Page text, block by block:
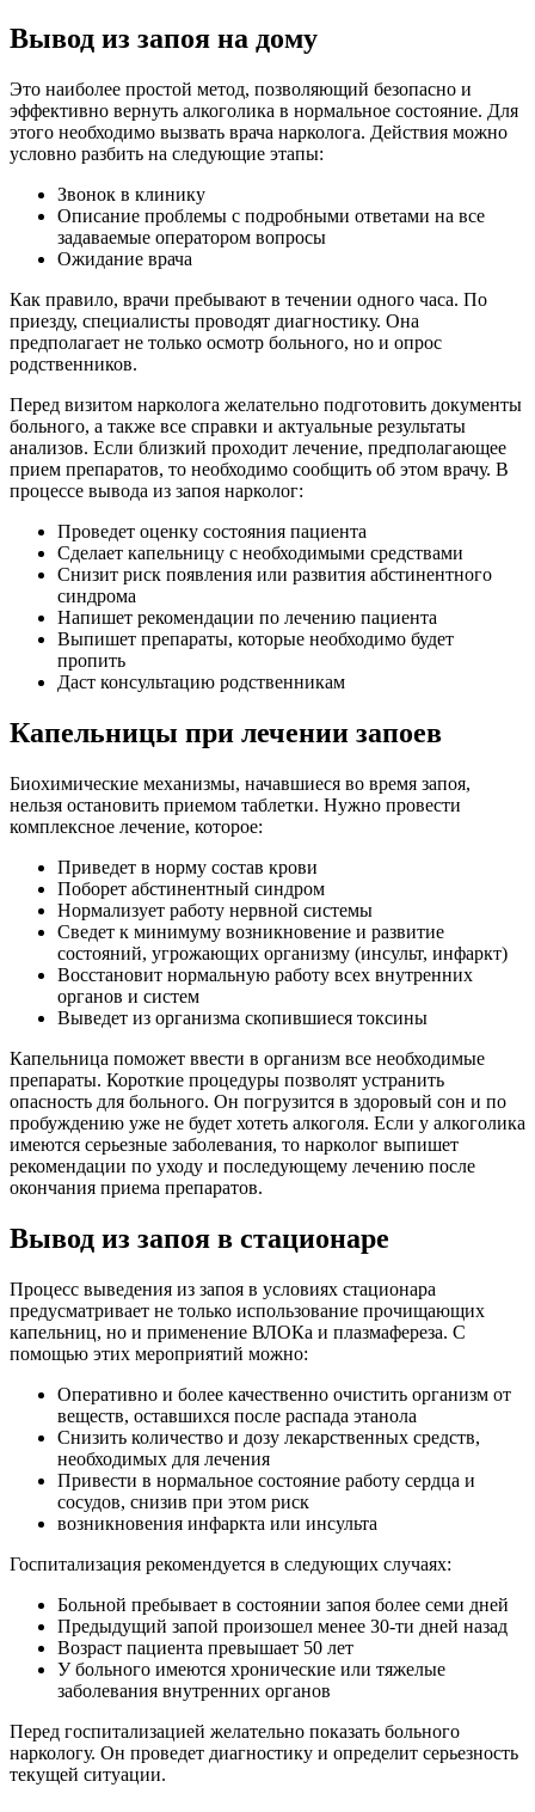
Вывод из запоя на дому
Это наиболее простой метод, позволяющий безопасно и
эффективно вернуть алкоголика в нормальное состояние. Для
этого необходимо вызвать врача нарколога. Действия можно
условно разбить на следующие этапы:
Звонок в клинику
Описание проблемы с подробными ответами на все
задаваемые оператором вопросы
Ожидание врача
Как правило, врачи пребывают в течении одного часа. По
приезду, специалисты проводят диагностику. Она
предполагает не только осмотр больного, но и опрос
родственников.
Перед визитом нарколога желательно подготовить документы
больного, а также все справки и актуальные результаты
анализов. Если близкий проходит лечение, предполагающее
прием препаратов, то необходимо сообщить об этом врачу. В
процессе вывода из запоя нарколог:
Проведет оценку состояния пациента
Сделает капельницу с необходимыми средствами
Снизит риск появления или развития абстинентного
синдрома
Напишет рекомендации по лечению пациента
Выпишет препараты, которые необходимо будет
пропить
Даст консультацию родственникам
Капельницы при лечении запоев
Биохимические механизмы, начавшиеся во время запоя,
нельзя остановить приемом таблетки. Нужно провести
комплексное лечение, которое:
Приведет в норму состав крови
Поборет абстинентный синдром
Нормализует работу нервной системы
Сведет к минимуму возникновение и развитие
состояний, угрожающих организму (инсульт, инфаркт)
Восстановит нормальную работу всех внутренних
органов и систем
Выведет из организма скопившиеся токсины
Капельница поможет ввести в организм все необходимые
препараты. Короткие процедуры позволят устранить
опасность для больного. Он погрузится в здоровый сон и по
пробуждению уже не будет хотеть алкоголя. Если у алкоголика
имеются серьезные заболевания, то нарколог выпишет
рекомендации по уходу и последующему лечению после
окончания приема препаратов.
Вывод из запоя в стационаре
Процесс выведения из запоя в условиях стационара
предусматривает не только использование прочищающих
капельниц, но и применение ВЛОКа и плазмафереза. С
помощью этих мероприятий можно:
Оперативно и более качественно очистить организм от
веществ, оставшихся после распада этанола
Снизить количество и дозу лекарственных средств,
необходимых для лечения
Привести в нормальное состояние работу сердца и
сосудов, снизив при этом риск
возникновения инфаркта или инсульта
Госпитализация рекомендуется в следующих случаях:
Больной пребывает в состоянии запоя более семи дней
Предыдущий запой произошел менее 30-ти дней назад
Возраст пациента превышает 50 лет
У больного имеются хронические или тяжелые
заболевания внутренних органов
Перед госпитализацией желательно показать больного
наркологу. Он проведет диагностику и определит серьезность
текущей ситуации.